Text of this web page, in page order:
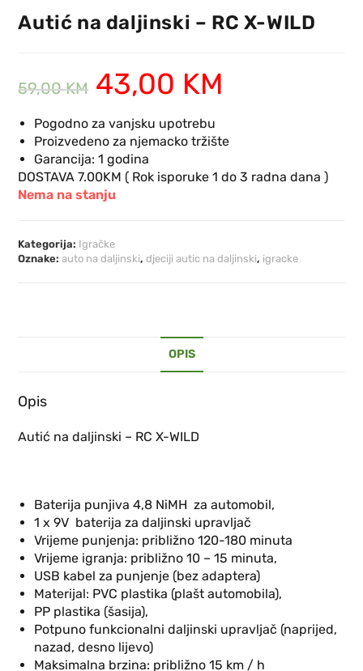
Autić na daljinski – RC X-WILD
59,00KM 43,00 KM
Pogodno za vanjsku upotrebu
Proizvedeno za njemacko tržište
Garancija: 1 godina
DOSTAVA 7.00KM ( Rok isporuke 1 do 3 radna dana )
Nema na stanju
Kategorija: Igračke
Oznake:auto na daljinski,djeciji autic na daljinski, igracke
OPIS
Opis
Autić na daljinski – RC X-WILD
Baterija punjiva 4,8 NiMH za automobil,
1 x 9V baterija za daljinski upravljač
Vrijeme punjenja: približno 120-180 minuta
Vrijeme igranja: približno 10 – 15 minuta,
USB kabel za punjenje (bez adaptera)
Materijal: PVC plastika (plašt automobila),
PP plastika (šasija),
Potpuno funkcionalni daljinski upravljač (naprijed,
nazad, desno lijevo)
Maksimalna brzina: približno 15 km / h